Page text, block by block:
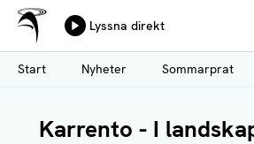
Hoppa
till
huvudinnehåll
Ålands Radio & TV
Lyssna direkt
Start
Nyheter Sommarprat
Karrento - I